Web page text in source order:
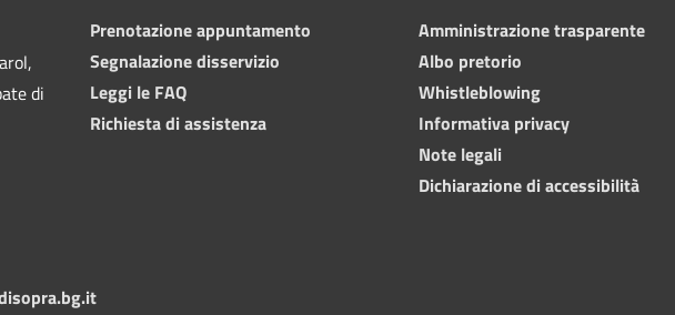
di
Prenotazione appuntamento
Segnalazione disservizio
Leggi le FAQ
Richiesta di assistenza
Amministrazione trasparente
Albo pretorio
Whistleblowing
Informativa privacy
Note legali
Dichiarazione di accessibilità